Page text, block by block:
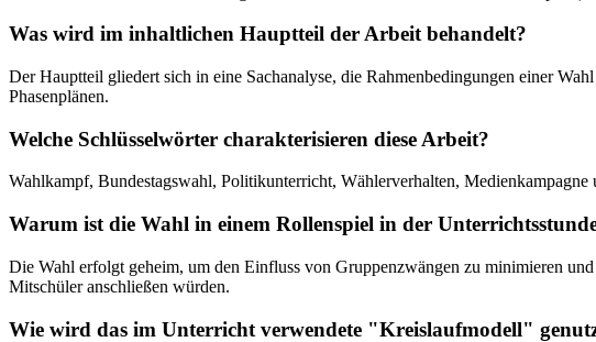
Was wird im inhaltlichen Hauptteil der Arbeit behandelt?
Der Hauptteil gliedert sich in eine Sachanalyse, die Rahmenbedingungen einer
Phasenplänen.
Welche Schlüsselwörter charakterisieren diese Arbeit?
Wahlkampf, Bundestagswahl, Politikunterricht, Wählerverhalten,
Warum ist die Wahl in einem Rollenspiel in der
Die Wahl erfolgt geheim, um den Einfluss von Gruppenzwängen zu minimieren
Mitschüler anschließen würden.
Wie wird das im Unterricht verwendete "Kreislaufmodell"